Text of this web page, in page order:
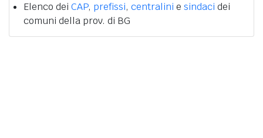
Elenco dei CAP, prefissi, centralini e sindaci dei
comuni della prov. di BG